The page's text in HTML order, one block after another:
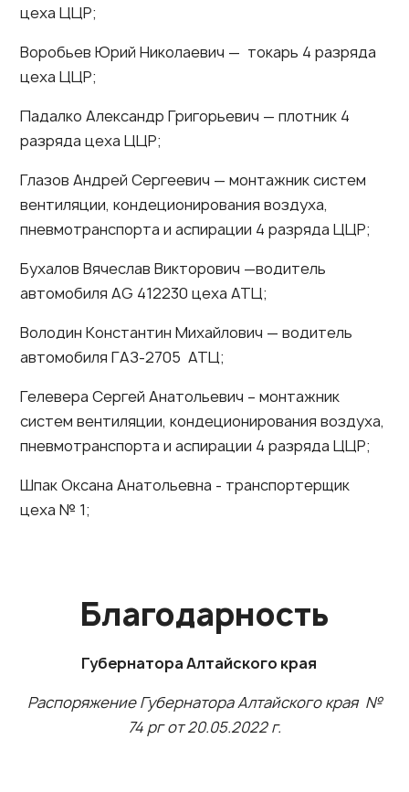
цеха ЦЦР;
Воробьев Юрий Николаевич — токарь 4 разряда
цеха ЦЦР;
Падалко Александр Григорьевич — плотник 4
разряда цеха ЦЦР;
Глазов Андрей Сергеевич — монтажник систем
вентиляции, кондеционирования воздуха,
пневмотранспорта и аспирации 4 разряда ЦЦР;
Бухалов Вячеслав Викторович —водитель
автомобиля AG 412230 цеха АТЦ;
Володин Константин Михайлович — водитель
автомобиля ГАЗ-2705 АТЦ;
Гелевера Сергей Анатольевич – монтажник
систем вентиляции, кондеционирования воздуха,
пневмотранспорта и аспирации 4 разряда ЦЦР;
Шпак Оксана Анатольевна - транспортерщик
цеха № 1;
Благодарность
Губернатора Алтайского края
Распоряжение Губернатора Алтайского края №
74 рг от 20.05.2022 г.